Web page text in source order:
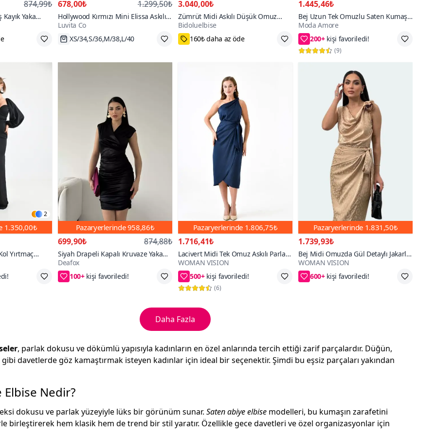
874,99₺
Yaka
Elbise
678,00₺ 1.299,50₺
Hollywood Kırmızı Mini Elissa Askılı
Saten Abiye Elbise
Luvita Co
XS/34,S/36,M/38,L/40
3.040,00₺
Zümrüt Midi Askılı Düşük Omuz
Kareli Payet Detay Kloş Abiye Elbise
Bidoluelbise
34,36,38,40,42,44,46,48,50,52,54
1.445,46₺
Bej Uzun Tek Omuzlu Saten Kumaş
Degaje Yaka Yırtmaç Detay Abiye
Elbise
Moda Amore
200+
76₺ daha az öde
(9)
2
1.350,00₺
Yırtmaç
Pazaryerlerinde958,86₺
699,90₺ 874,88₺
Siyah Drapeli Kapalı Kruvaze Yaka
Saten Mini Abiye Elbise
Deafox
100+
259₺ daha az öde
Pazaryerlerinde 1.806,75₺
1.716,41₺
Lacivert Midi Tek Omuz Askılı Parlak
Saten Kumaş Dan Kuşak Detaylı
Abiye Elbise
WOMAN VISION
500+
90₺ daha az öde
(6)
Pazaryerlerinde 1.831,50₺
1.739,93₺
Bej Midi Omuzda Gül Detaylı Jakarlı
Dokuma Saten Kumaş Degaje Yaka
Abiye Elbise
WOMAN VISION
600+
92₺ daha az öde
Daha Fazla
, parlak dokusu ve dökümlü yapısıyla kadınların en özel anlarında tercih ettiği zarif parçalardır. Düğün,
davetlerde göz kamaştırmak isteyen kadınlar için ideal bir seçenektir. Şimdi bu eşsiz parçaları yakından
Elbise Nedir?
dokusu ve parlak yüzeyiyle lüks bir görünüm sunar. Saten abiye elbise modelleri, bu kumaşın zarafetini
birleştirerek hem klasik hem de trend bir stil yaratır. Özellikle gece davetleri ve özel organizasyonlar için